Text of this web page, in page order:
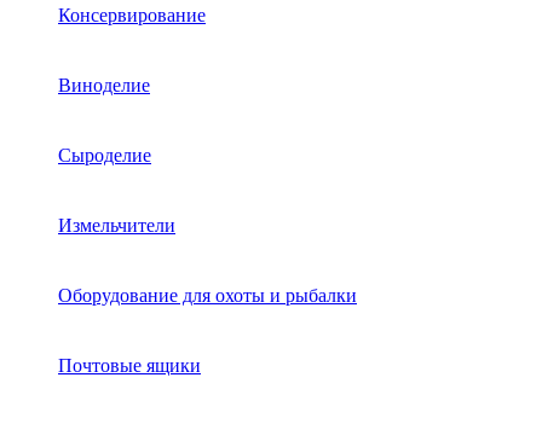
Консервирование
Виноделие
Сыроделие
Измельчители
Оборудование для охоты и рыбалки
Почтовые ящики